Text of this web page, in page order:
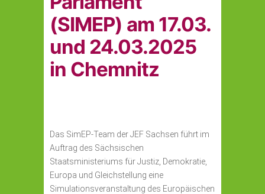
(SIMEP) am 17.03.
und 24.03.2025
in Chemnitz
Das SimEP-Team der JEF Sachsen führt im
Auftrag des Sächsischen
Staatsministeriums für Justiz, Demokratie,
Europa und Gleichstellung eine
Simulationsveranstaltung des Europäischen